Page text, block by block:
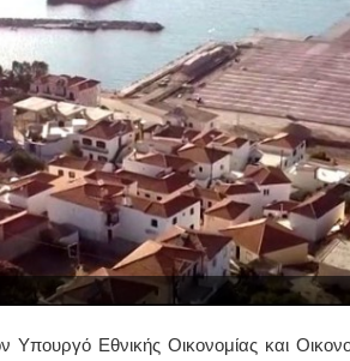
Υπουργό Εθνικής Οικονομίας και